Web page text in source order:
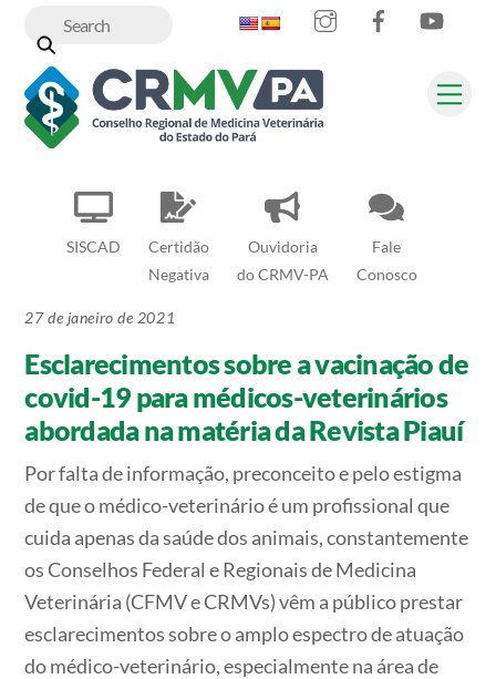
content
SISCAD
Certidão
Negativa
Ouvidoria
do CRMV-PA
Fale
Conosco
InstagramFacebook
27 de janeiro de 2021
Esclarecimentos sobre a vacinação de
covid-19 para médicos-veterinários
abordada na matéria da Revista Piauí
Por falta de informação, preconceito e pelo estigma
de que o médico-veterinário é um profissional que
cuida apenas da saúde dos animais, constantemente
os Conselhos Federal e Regionais de Medicina
Veterinária (CFMV e CRMVs) vêm a público prestar
esclarecimentos sobre o amplo espectro de atuação
do médico-veterinário, especialmente na área de